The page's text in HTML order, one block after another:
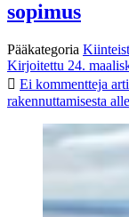
sopimus
Pääkategoria
Kirjoitettu 24.
Ei kommentteja
rakennuttamisesta